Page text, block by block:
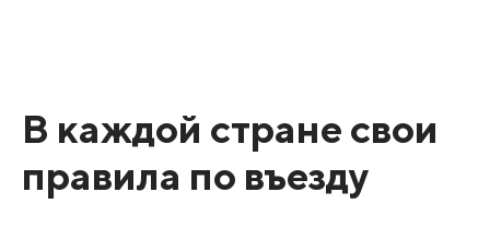
В каждой стране свои
правила по въезду